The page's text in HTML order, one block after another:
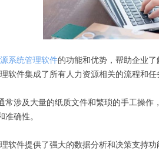
系统管理软件的功能和优势，帮助企业
软件集成了所有人力资源相关的流程和
常涉及大量的纸质文件和繁琐的手工操
准确性。
软件提供了强大的数据分析和决策支持